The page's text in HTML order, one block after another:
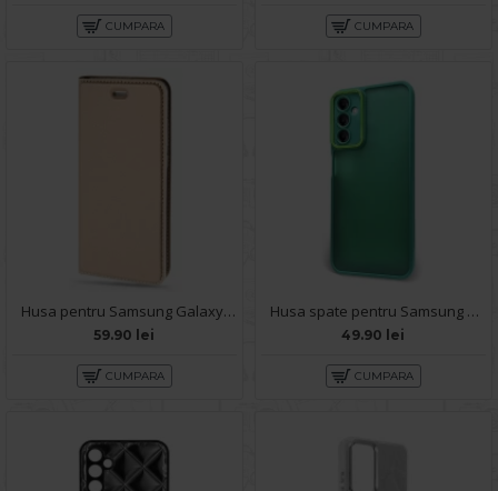
CUMPARA CUMPARA
Husa pentru Samsung Galaxy A14 - Carte X-Power Gold
59.90 lei
CUMPARA
Husa spate pentru Samsung Galaxy A14- Catwalk Case Verde
49.90 lei
CUMPARA